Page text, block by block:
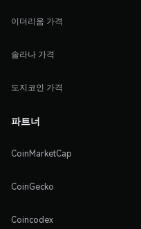
이더리움 가격
솔라나 가격
도지코인 가격
파트너
CoinMarketCap
CoinGecko
Coincodex